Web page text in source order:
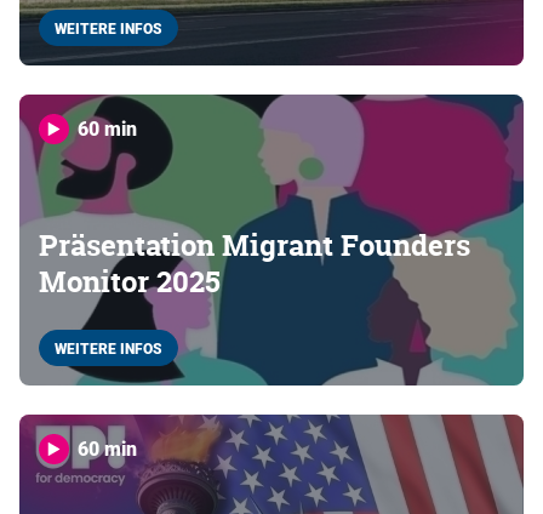
WEITERE INFOS
60 min
Präsentation Migrant Founders
Monitor 2025
WEITERE INFOS
60 min